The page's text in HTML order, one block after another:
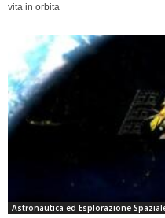
vita in orbita
Astronautica ed Esplorazione